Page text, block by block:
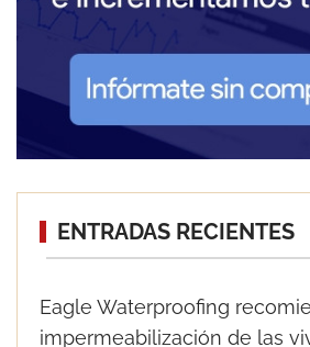
ENTRADAS RECIENTES
Eagle Waterproofing
impermeabilización de las